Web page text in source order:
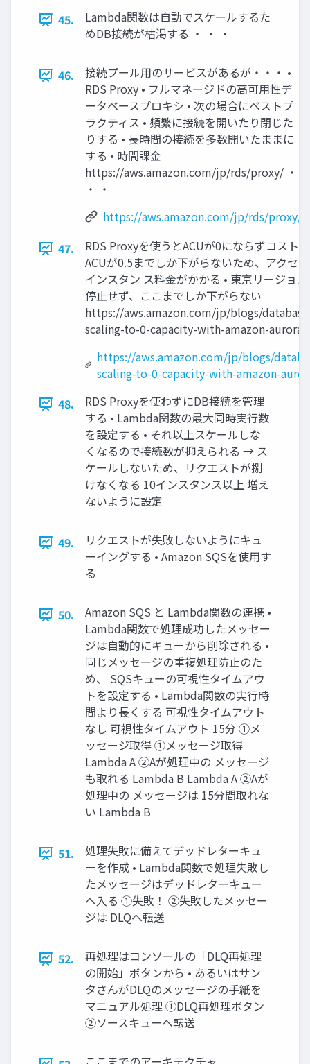
45.
Lambda関数は自動でスケールするた
めDB接続が枯渇する ・ ・ ・
46.
接続プール用のサービスがあるが・・・ •
RDS Proxy • フルマネージドの高可用性デ
ータベースプロキシ • 次の場合にベストプ
ラクティス • 頻繁に接続を開いたり閉じた
りする • 長時間の接続を多数開いたままに
する • 時間課金
https://aws.amazon.com/jp/rds/proxy/ ・
・ ・
https://aws.amazon.com/jp/rds/proxy/
47.
RDS Proxyを使うとACUが0にならずコスト
ACUが0.5までしか下がらないため、アクセ
インスタン ス料金がかかる • 東京リージョ
停止せず、ここまでしか下がらない
https://aws.amazon.com/jp/blogs/
scaling-to-0-capacity-with-amazon-aurora-
https://aws.amazon.com/jp/blogs/
scaling-to-0-capacity-with-amazon-
48.
RDS Proxyを使わずにDB接続を管理
する • Lambda関数の最大同時実行数
を設定する • それ以上スケールしな
くなるので接続数が抑えられる → ス
ケールしないため、リクエストが捌
けなくなる 10インスタンス以上 増え
ないように設定
49.
リクエストが失敗しないようにキュ
ーイングする • Amazon SQSを使用す
る
50.
Amazon SQS と Lambda関数の連携 •
Lambda関数で処理成功したメッセー
ジは自動的にキューから削除される •
同じメッセージの重複処理防止のた
め、 SQSキューの可視性タイムアウ
トを設定する • Lambda関数の実行時
間より長くする 可視性タイムアウト
なし 可視性タイムアウト 15分 ①メ
ッセージ取得 ①メッセージ取得
Lambda A ②Aが処理中の メッセージ
も取れる Lambda B Lambda A ②Aが
処理中の メッセージは 15分間取れな
い Lambda B
51.
処理失敗に備えてデッドレターキュ
ーを作成 • Lambda関数で処理失敗し
たメッセージはデッドレターキュー
へ入る ①失敗！ ②失敗したメッセー
ジは DLQへ転送
52.
再処理はコンソールの「DLQ再処理
の開始」ボタンから • あるいはサン
タさんがDLQのメッセージの手紙を
マニュアル処理 ①DLQ再処理ボタン
②ソースキューへ転送